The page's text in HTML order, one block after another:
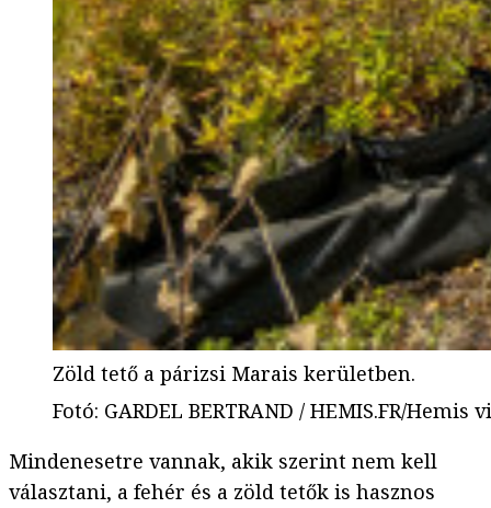
Zöld tető a párizsi Marais kerületben.
Fotó: GARDEL BERTRAND / HEMIS.FR/Hemis
Mindenesetre vannak, akik szerint nem kell
választani, a fehér és a zöld tetők is hasznos